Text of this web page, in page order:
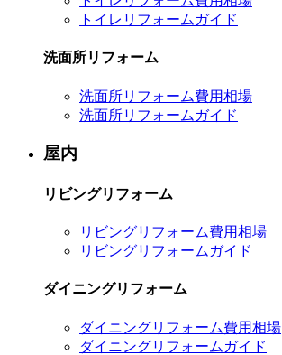
トイレリフォームガイド
洗面所リフォーム
洗面所リフォーム費用相場
洗面所リフォームガイド
屋内
リビングリフォーム
リビングリフォーム費用相場
リビングリフォームガイド
ダイニングリフォーム
ダイニングリフォーム費用相場
ダイニングリフォームガイド